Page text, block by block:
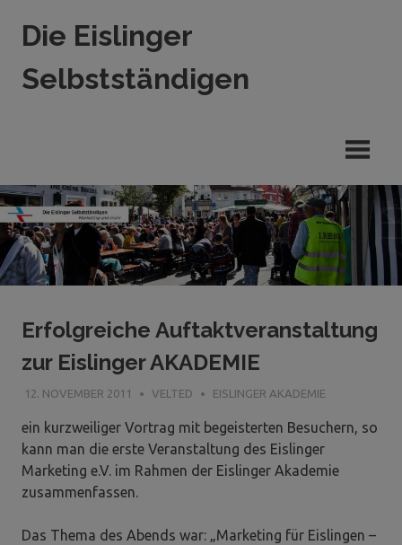
InhaltDie Eislinger
Selbstständigen
in
Hande,
Handwerk
und
Dienstleistung
Erfolgreiche Auftaktveranstaltung
zur Eislinger AKADEMIE
12. NOVEMBER 2011 VELTED EISLINGER AKADEMIE
ein kurzweiliger Vortrag mit begeisterten Besuchern, so
kann man die erste Veranstaltung des Eislinger
Marketing e.V. im Rahmen der Eislinger Akademie
zusammenfassen.
Das Thema des Abends war: „Marketing für Eislingen –